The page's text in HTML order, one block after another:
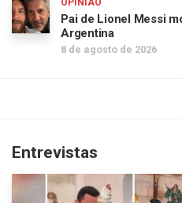
OPINIÃO
Pai de Lionel Messi
Argentina
8 de agosto de 2026
Entrevistas